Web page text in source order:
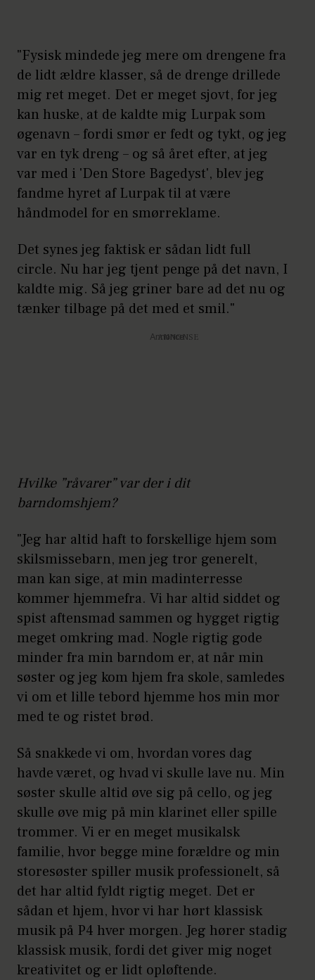
"Fysisk mindede jeg mere om drengene fra
de lidt ældre klasser, så de drenge drillede
mig ret meget. Det er meget sjovt, for jeg
kan huske, at de kaldte mig Lurpak som
øgenavn – fordi smør er fedt og tykt, og jeg
var en tyk dreng – og så året efter, at jeg
var med i 'Den Store Bagedyst', blev jeg
fandme hyret af Lurpak til at være
håndmodel for en smørreklame.
Det synes jeg faktisk er sådan lidt full
circle. Nu har jeg tjent penge på det navn, I
kaldte mig. Så jeg griner bare ad det nu og
tænker tilbage på det med et smil."
Annonce
Hvilke ”råvarer” var der i dit
barndomshjem?
"Jeg har altid haft to forskellige hjem som
skilsmissebarn, men jeg tror generelt,
man kan sige, at min madinterresse
kommer hjemmefra. Vi har altid siddet og
spist aftensmad sammen og hygget rigtig
meget omkring mad. Nogle rigtig gode
minder fra min barndom er, at når min
søster og jeg kom hjem fra skole, samledes
vi om et lille tebord hjemme hos min mor
med te og ristet brød.
Så snakkede vi om, hvordan vores dag
havde været, og hvad vi skulle lave nu. Min
søster skulle altid øve sig på cello, og jeg
skulle øve mig på min klarinet eller spille
trommer. Vi er en meget musikalsk
familie, hvor begge mine forældre og min
storesøster spiller musik professionelt, så
det har altid fyldt rigtig meget. Det er
sådan et hjem, hvor vi har hørt klassisk
musik på P4 hver morgen. Jeg hører stadig
klassisk musik, fordi det giver mig noget
kreativitet og er lidt opløftende.